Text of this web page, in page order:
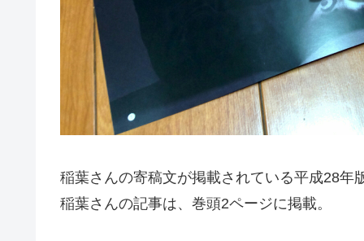
稲葉さんの寄稿文が掲載されている平成28年
稲葉さんの記事は、巻頭2ページに掲載。